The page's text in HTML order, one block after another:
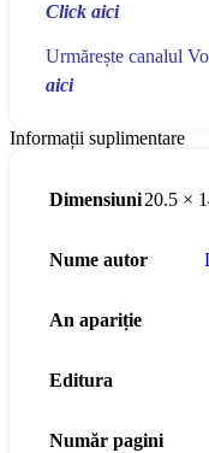
Click aici
Urmărește canalul
aici
Informații suplimentare
Dimensiuni20.5 ×
Nume autor
An apariție
Editura
Număr pagini